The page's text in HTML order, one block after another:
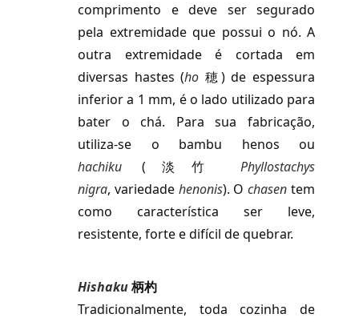
comprimento e deve ser segurado
pela extremidade que possui o nó. A
outra extremidade é cortada em
diversas hastes (ho穂) de espessura
inferior a 1 mm, é o lado utilizado para
bater o chá. Para sua fabricação,
utiliza-se o bambu henos ou
hachiku (淡竹 Phyllostachys
nigra, variedadehenonis). Ochasen tem
como característica ser leve,
resistente, forte e difícil de quebrar.
Hishaku柄杓
Tradicionalmente, toda cozinha de